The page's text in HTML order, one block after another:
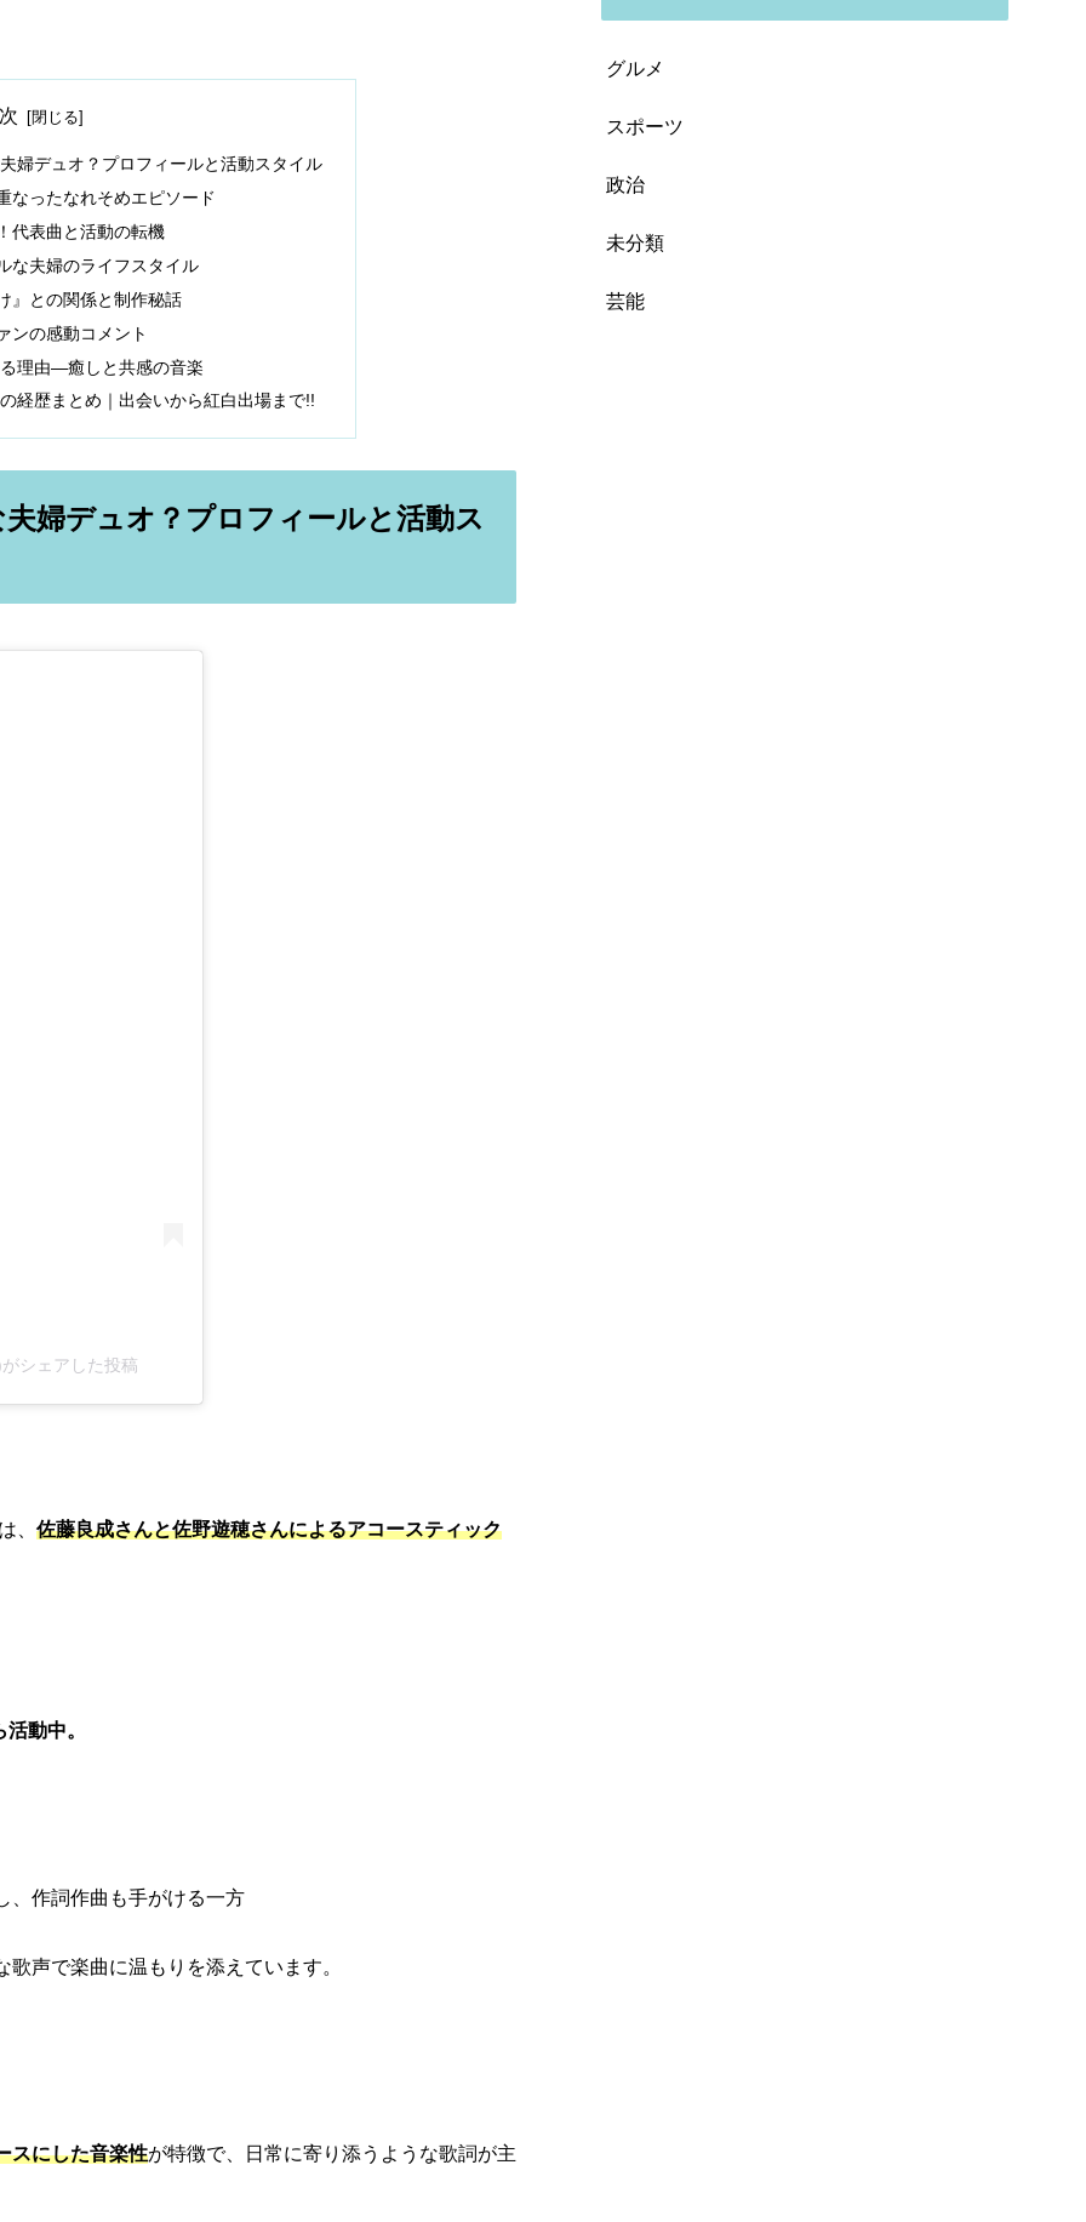
婦デュオ？プロフィールと活動スタイル
なったなれそめエピソード
代表曲と活動の転機
な夫婦のライフスタイル
』との関係と制作秘話
ンの感動コメント
理由—癒しと共感の音楽
経歴まとめ｜出会いから紅白出場まで!!
婦デュオ？プロフィールと活動ス
シェアした投稿
、 佐藤良成さんと佐野遊穂さんによるアコースティック
動中。
、作詞作曲も手がける一方
声で楽曲に温もりを添えています。
スにした音楽性が特徴で、日常に寄り添うような歌詞が主
グルメ
スポーツ
政治
未分類
芸能